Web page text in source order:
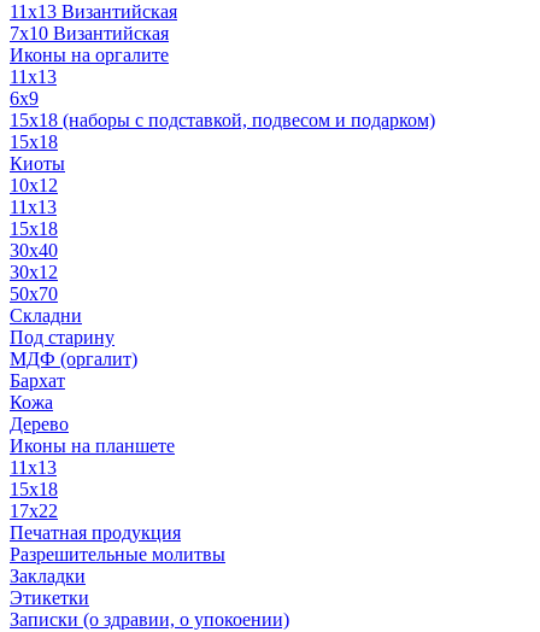
11x13 Византийская
7x10 Византийская
Иконы на оргалите
11x13
6x9
15х18 (наборы с подставкой, подвесом и подарком)
15x18
Киоты
10x12
11x13
15x18
30x40
30х12
50x70
Складни
Под старину
МДФ (оргалит)
Бархат
Кожа
Дерево
Иконы на планшете
11х13
15х18
17х22
Печатная продукция
Разрешительные молитвы
Закладки
Этикетки
Записки (о здравии, о упокоении)